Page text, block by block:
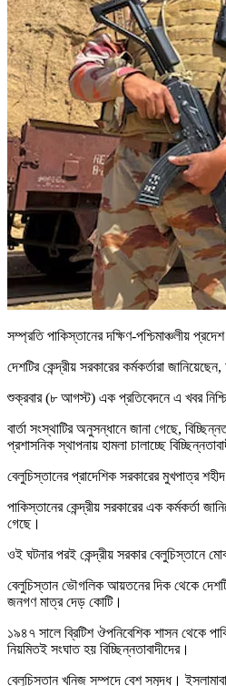
সম্প্রতি পাকিস্তানের দক্ষিণ-পশ্চিমাঞ্চলীয়
দেশটির কেন্দ্রীয় সরকারের কর্মকর্তারা
শুক্রবার (৮ আগস্ট) এক প্রতিবেদনে এ খবর
বার্তা সংস্থাটির অনুসন্ধানে জানা গেছে,
প্রশাসনিক স্থাপনায় হামলা চালাচ্ছে
বেলুচিস্তানের প্রাদেশিক সরকারের মুখপাত্র
পাকিস্তানের কেন্দ্রীয় সরকারের এক কর্মকর্তা
গেছে।
ওই ঘটনার পরই কেন্দ্রীয় সরকার বেলুচিস্তানে
বেলুচিস্তান ভৌগলিক আয়তনের দিক থেকে
জনগণ মাত্র দেড় কোটি।
১৯৪৭ সালে ব্রিটিশ ঔপনিবেশিক শাসন থেকে
নিয়মিতই সংঘাত হয় বিচ্ছিন্নতাবাদীদের।
বেলুচিস্তান খনিজ সম্পদে বেশ সমৃদ্ধ।